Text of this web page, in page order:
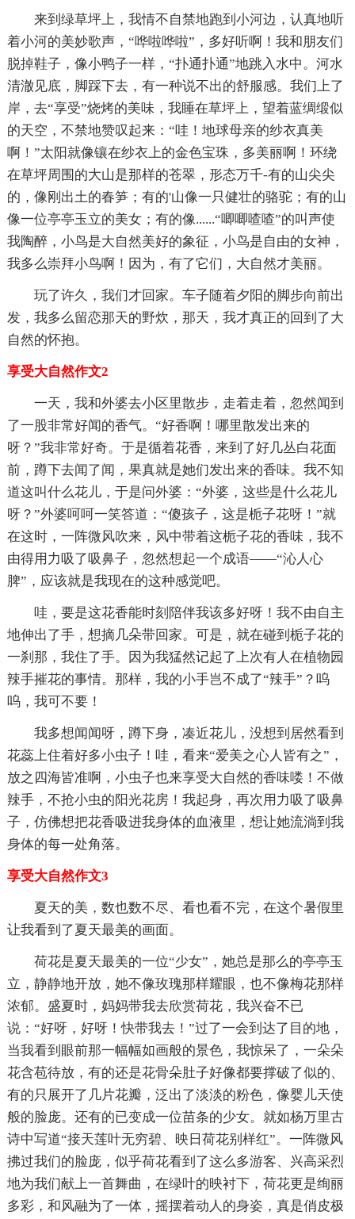
来到绿草坪上，我情不自禁地跑到小河边，认真地听
着小河的美妙歌声，“哗啦哗啦”，多好听啊！我和朋友们
脱掉鞋子，像小鸭子一样，“扑通扑通”地跳入水中。河水
清澈见底，脚踩下去，有一种说不出的舒服感。我们上了
岸，去“享受”烧烤的美味，我睡在草坪上，望着蓝绸缎似
的天空，不禁地赞叹起来：“哇！地球母亲的纱衣真美
啊！”太阳就像镶在纱衣上的金色宝珠，多美丽啊！环绕
在草坪周围的大山是那样的苍翠，形态万千-有的山尖尖
的，像刚出土的春笋；有的'山像一只健壮的骆驼；有的山
像一位亭亭玉立的美女；有的像......“唧唧喳喳”的叫声使
我陶醉，小鸟是大自然美好的象征，小鸟是自由的女神，
我多么崇拜小鸟啊！因为，有了它们，大自然才美丽。
玩了许久，我们才回家。车子随着夕阳的脚步向前出
发，我多么留恋那天的野炊，那天，我才真正的回到了大
自然的怀抱。
享受大自然作文2
一天，我和外婆去小区里散步，走着走着，忽然闻到
了一股非常好闻的香气。“好香啊！哪里散发出来的
呀？”我非常好奇。于是循着花香，来到了好几丛白花面
前，蹲下去闻了闻，果真就是她们发出来的香味。我不知
道这叫什么花儿，于是问外婆：“外婆，这些是什么花儿
呀？”外婆呵呵一笑答道：“傻孩子，这是栀子花呀！”就
在这时，一阵微风吹来，风中带着这栀子花的香味，我不
由得用力吸了吸鼻子，忽然想起一个成语——“沁人心
脾”，应该就是我现在的这种感觉吧。
哇，要是这花香能时刻陪伴我该多好呀！我不由自主
地伸出了手，想摘几朵带回家。可是，就在碰到栀子花的
一刹那，我住了手。因为我猛然记起了上次有人在植物园
辣手摧花的事情。那样，我的小手岂不成了“辣手”？呜
呜，我可不要！
我多想闻闻呀，蹲下身，凑近花儿，没想到居然看到
花蕊上住着好多小虫子！哇，看来“爱美之心人皆有之”，
放之四海皆准啊，小虫子也来享受大自然的香味喽！不做
辣手，不抢小虫的阳光花房！我起身，再次用力吸了吸鼻
子，仿佛想把花香吸进我身体的血液里，想让她流淌到我
身体的每一处角落。
享受大自然作文3
夏天的美，数也数不尽、看也看不完，在这个暑假里
让我看到了夏天最美的画面。
荷花是夏天最美的一位“少女”，她总是那么的亭亭玉
立，静静地开放，她不像玫瑰那样耀眼，也不像梅花那样
浓郁。盛夏时，妈妈带我去欣赏荷花，我兴奋不已
说：“好呀，好呀！快带我去！”过了一会到达了目的地，
当我看到眼前那一幅幅如画般的景色，我惊呆了，一朵朵
花含苞待放，有的还是花骨朵肚子好像都要撑破了似的、
有的只展开了几片花瓣，泛出了淡淡的粉色，像婴儿天使
般的脸庞。还有的已变成一位苗条的少女。就如杨万里古
诗中写道“接天莲叶无穷碧、映日荷花别样红”。一阵微风
拂过我们的脸庞，似乎荷花看到了这么多游客、兴高采烈
地为我们献上一首舞曲，在绿叶的映衬下，荷花更是绚丽
多彩，和风融为了一体，摇摆着动人的身姿，真是俏皮极